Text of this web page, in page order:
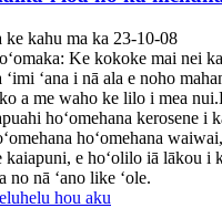
ke kahu ma ka 23-10-08
Ke kokoke mai nei
ʻimi ʻana i nā ala e noho
a me waho ke lilo i mea
hoʻomehana kerosene i
hoʻomehana
kaiapuni, e hoʻolilo iā lākou i
no nā ʻano like ʻole.
hou aku